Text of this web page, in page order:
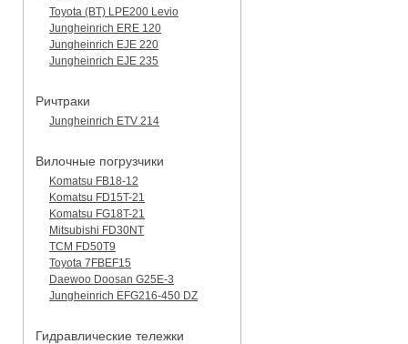
Toyota (BT) LPE200 Levio
Jungheinrich ERE 120
Jungheinrich EJE 220
Jungheinrich EJE 235
Ричтраки
Jungheinrich ETV 214
Вилочные погрузчики
Komatsu FB18-12
Komatsu FD15T-21
Komatsu FG18T-21
Mitsubishi FD30NT
TCM FD50T9
Toyota 7FBEF15
Daewoo Doosan G25E-3
Jungheinrich EFG216-450 DZ
Гидравлические тележки